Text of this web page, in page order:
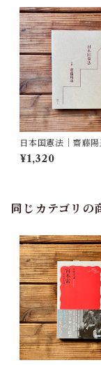
日本国憲法｜齋藤
¥1,320
同じカテゴリの